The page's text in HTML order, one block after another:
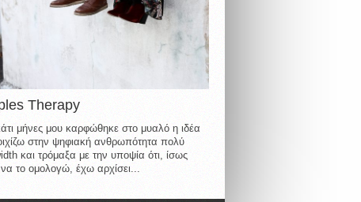
Therapy
μήνες μου καρφώθηκε στο μυαλό η ιδέα
στην ψηφιακή ανθρωπότητα πολύ
και τρόμαξα με την υποψία ότι, ίσως
το ομολογώ, έχω αρχίσει...